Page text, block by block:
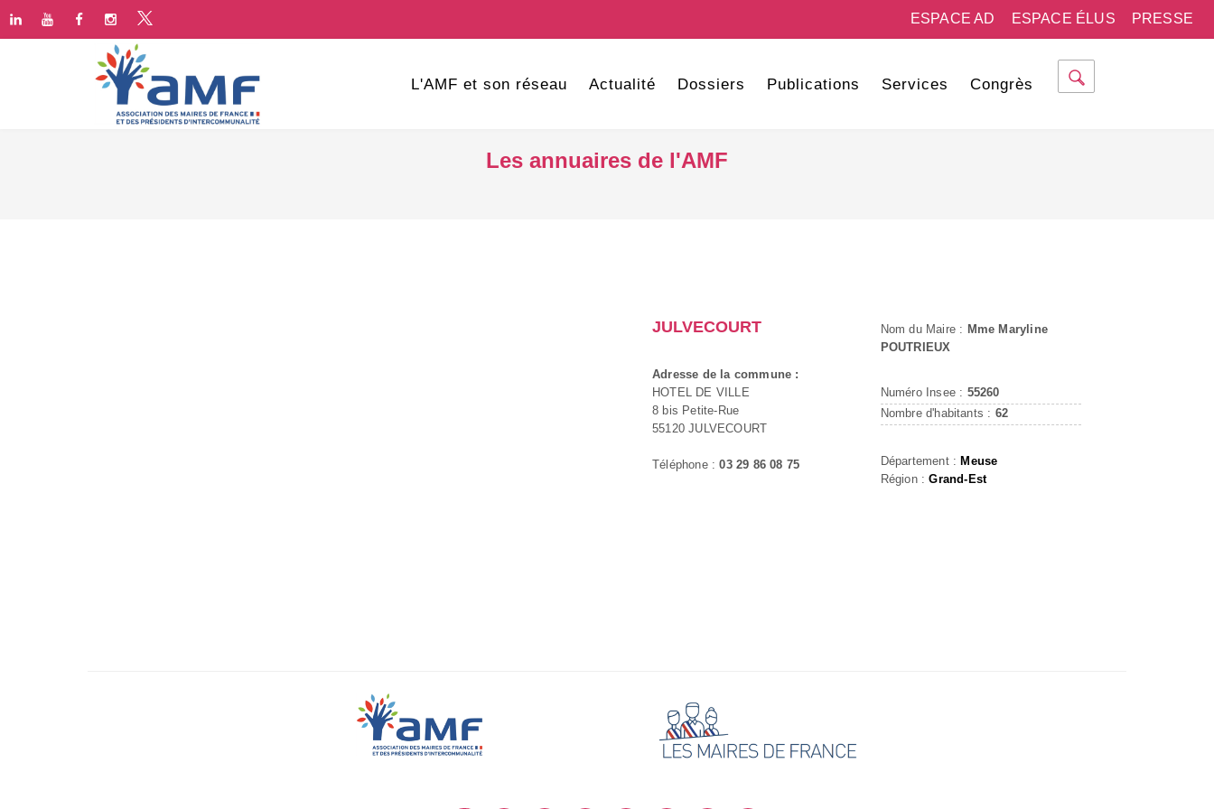
PRESSE
ESPACE ÉLUS
ESPACE AD
L'AMF et son réseau Actualité Dossiers Publications Services Congrès
Les annuaires de l'AMF
JULVECOURT
Adresse de la commune :
HOTEL DE VILLE
8 bis Petite-Rue
55120 JULVECOURT
Téléphone :03 29 86 08 75
Nom du Maire : Mme Maryline
POUTRIEUX
Numéro Insee : 55260
Nombre d'habitants : 62
Département : Meuse
Région :Grand-Est